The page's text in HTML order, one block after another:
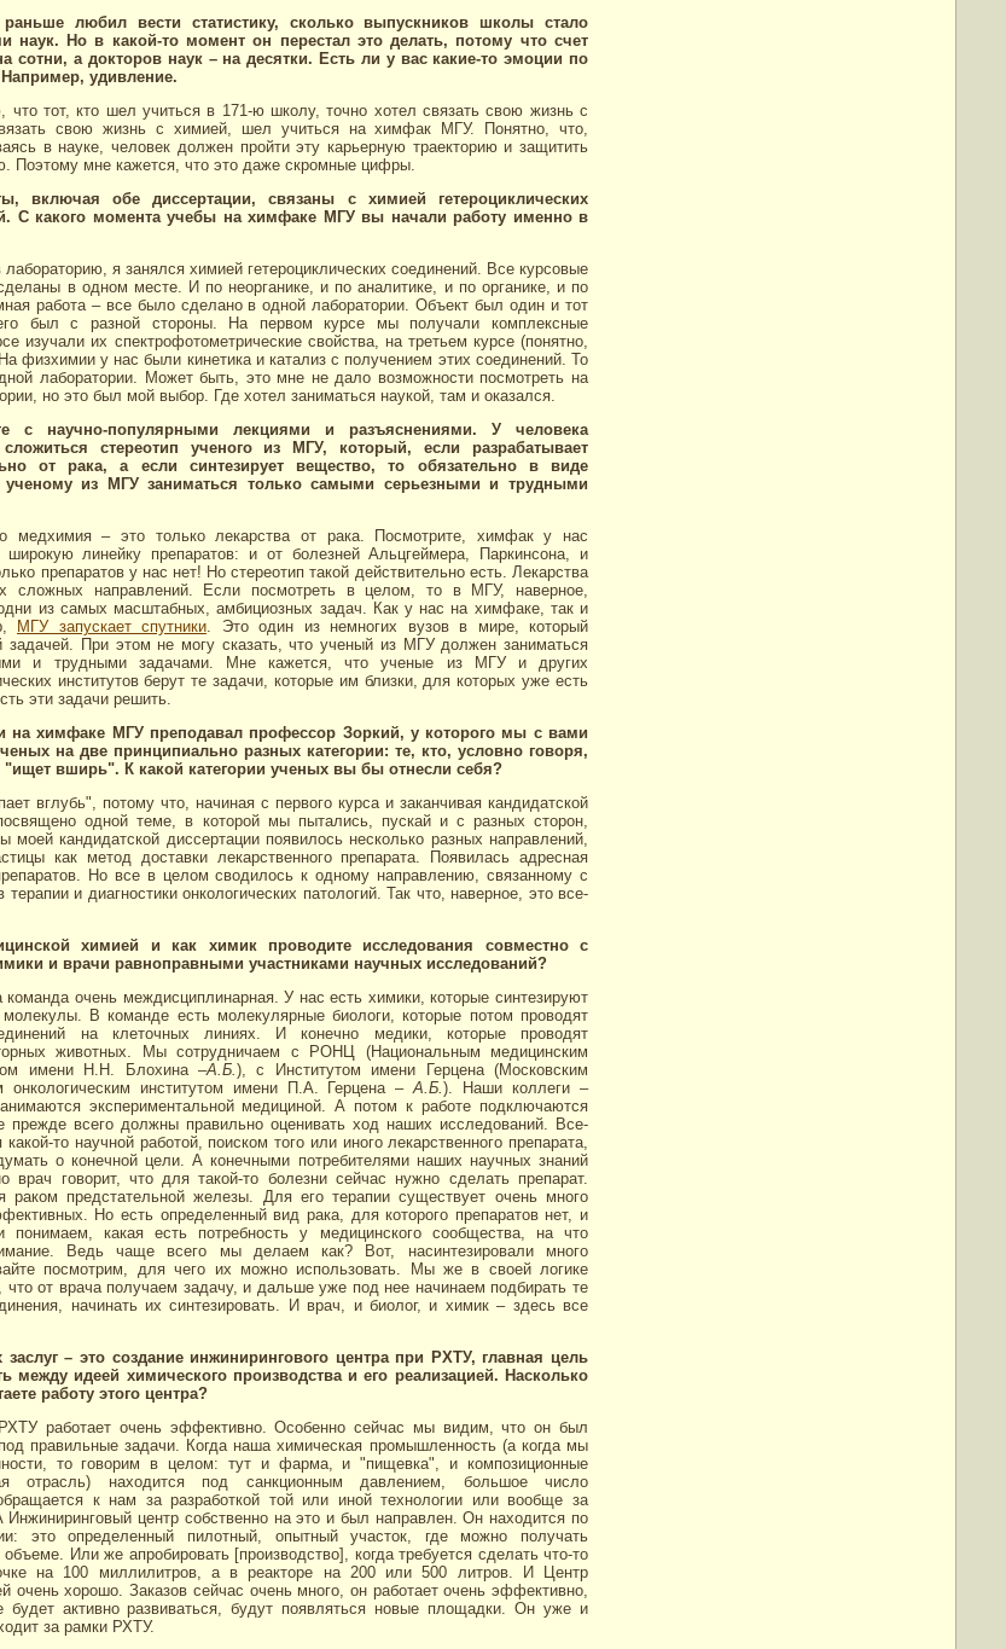
любил вести статистику, сколько выпускников школы стало
наук. Но в какой-то момент он перестал это делать, потому что счет
сотни, а докторов наук – на десятки. Есть ли у вас какие-то эмоции по
Например, удивление.
тот, кто шел учиться в 171-ю школу, точно хотел связать свою жизнь с
свою жизнь с химией, шел учиться на химфак МГУ. Понятно, что,
в науке, человек должен пройти эту карьерную траекторию и защитить
Поэтому мне кажется, что это даже скромные цифры.
включая обе диссертации, связаны с химией гетероциклических
С какого момента учебы на химфаке МГУ вы начали работу именно в
я занялся химией гетероциклических соединений. Все курсовые
в одном месте. И по неорганике, и по аналитике, и по органике, и по
работа – все было сделано в одной лаборатории. Объект был один и тот
был с разной стороны. На первом курсе мы получали комплексные
изучали их спектрофотометрические свойства, на третьем курсе (понятно,
физхимии у нас были кинетика и катализ с получением этих соединений. То
лаборатории. Может быть, это мне не дало возможности посмотреть на
но это был мой выбор. Где хотел заниматься наукой, там и оказался.
с научно-популярными лекциями и разъяснениями. У человека
стереотип ученого из МГУ, который, если разрабатывает
от рака, а если синтезирует вещество, то обязательно в виде
ученому из МГУ заниматься только самыми серьезными и трудными
медхимия – это только лекарства от рака. Посмотрите, химфак у нас
широкую линейку препаратов: и от болезней Альцгеймера, Паркинсона, и
препаратов у нас нет! Но стереотип такой действительно есть. Лекарства
сложных направлений. Если посмотреть в целом, то в МГУ, наверное,
из самых масштабных, амбициозных задач. Как у нас на химфаке, так и
МГУ запускает спутники. Это один из немногих вузов в мире, который
задачей. При этом не могу сказать, что ученый из МГУ должен заниматься
и трудными задачами. Мне кажется, что ученые из МГУ и других
институтов берут те задачи, которые им близки, для которых уже есть
эти задачи решить.
на химфаке МГУ преподавал профессор Зоркий, у которого мы с вами
на две принципиально разных категории: те, кто, условно говоря,
"ищет вширь". К какой категории ученых вы бы отнесли себя?
вглубь", потому что, начиная с первого курса и заканчивая кандидатской
одной теме, в которой мы пытались, пускай и с разных сторон,
моей кандидатской диссертации появилось несколько разных направлений,
как метод доставки лекарственного препарата. Появилась адресная
Но все в целом сводилось к одному направлению, связанному с
терапии и диагностики онкологических патологий. Так что, наверное, это все-
химией и как химик проводите исследования совместно с
и врачи равноправными участниками научных исследований?
очень междисциплинарная. У нас есть химики, которые синтезируют
В команде есть молекулярные биологи, которые потом проводят
на клеточных линиях. И конечно медики, которые проводят
животных. Мы сотрудничаем с РОНЦ (Национальным медицинским
имени Н.Н. Блохина –А.Б.), с Институтом имени Герцена (Московским
онкологическим институтом имени П.А. Герцена –А.Б.). Наши коллеги –
экспериментальной медициной. А потом к работе подключаются
прежде всего должны правильно оценивать ход наших исследований. Все-
то научной работой, поиском того или иного лекарственного препарата,
о конечной цели. А конечными потребителями наших научных знаний
говорит, что для такой-то болезни сейчас нужно сделать препарат.
раком предстательной железы. Для его терапии существует очень много
Но есть определенный вид рака, для которого препаратов нет, и
какая есть потребность у медицинского сообщества, на что
Ведь чаще всего мы делаем как? Вот, насинтезировали много
посмотрим, для чего их можно использовать. Мы же в своей логике
что от врача получаем задачу, и дальше уже под нее начинаем подбирать те
начинать их синтезировать. И врач, и биолог, и химик – здесь все
– это создание инжинирингового центра при РХТУ, главная цель
между идеей химического производства и его реализацией. Насколько
работу этого центра?
работает очень эффективно. Особенно сейчас мы видим, что он был
правильные задачи. Когда наша химическая промышленность (а когда мы
то говорим в целом: тут и фарма, и "пищевка", и композиционные
отрасль) находится под санкционным давлением, большое число
к нам за разработкой той или иной технологии или вообще за
центр собственно на это и был направлен. Он находится по
это определенный пилотный, опытный участок, где можно получать
Или же апробировать [производство], когда требуется сделать что-то
на 100 миллилитров, а в реакторе на 200 или 500 литров. И Центр
очень хорошо. Заказов сейчас очень много, он работает очень эффективно,
активно развиваться, будут появляться новые площадки. Он уже и
за рамки РХТУ.